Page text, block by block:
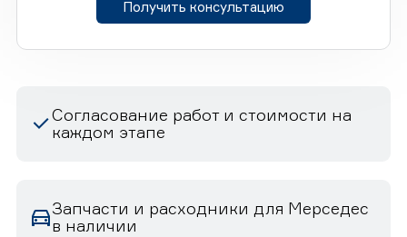
Получить консультацию
Согласование работ и стоимости на
каждом этапе
Запчасти и расходники для Мерседес
в наличии